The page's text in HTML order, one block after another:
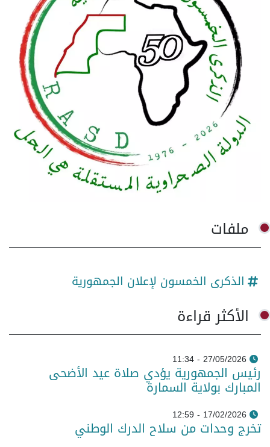
ملفات
الذكرى الخمسون لإعلان الجمهورية
الأكثر قراءة
27/05/2026 - 11:34
رئيس الجمهورية يؤدي صلاة عيد الأضحى
المبارك بولاية السمارة
17/02/2026 - 12:59
تخرج وحدات من سلاح الدرك الوطني